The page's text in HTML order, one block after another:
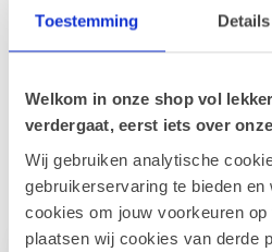
Toestemming Details
Welkom in onze shop vol
verdergaat, eerst iets over
Wij gebruiken analytische
gebruikerservaring te bieden
cookies om jouw voorkeuren
plaatsen wij cookies van derde
Zure snoepjes
Recent bekeken